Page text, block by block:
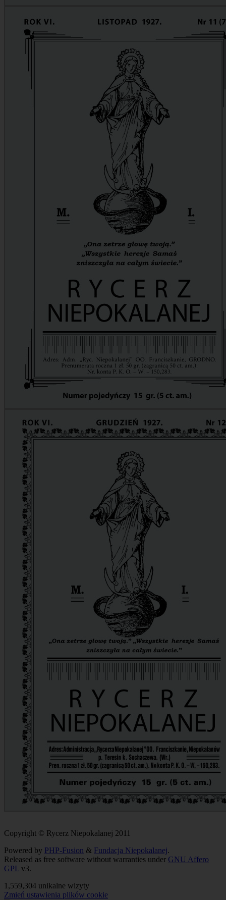
Copyright © Rycerz Niepokalanej 2011
Powered by PHP-Fusion & Fundacja Niepokalanej.
Released as free software without warranties under GNU Affero
GPL v3.
1,559,304 unikalne wizyty
Zmień ustawienia plików cookie